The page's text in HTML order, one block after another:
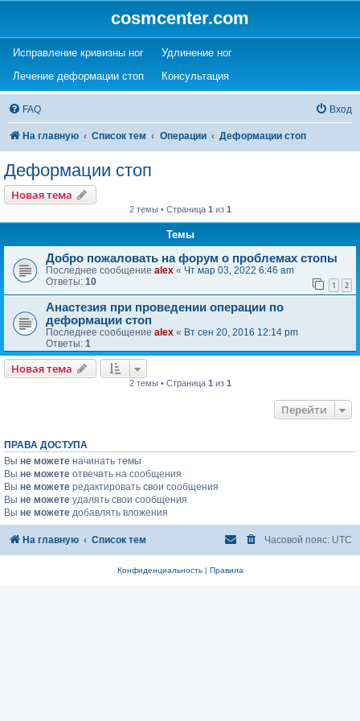
cosmcenter.com
Исправление кривизны ног(Opens a new tab)
Удлинение ног(Opens a new tab)
Лечение деформации стоп(Opens a new tab)
Консультация(Opens a new tab)
FAQ Вход
На главную Список тем Операции Деформации стоп
Деформации стоп
Новая тема
2 темы • Страница 1 из 1
Темы
Добро пожаловать на форум о проблемах стопы
Последнее сообщение alex « Чт мар 03, 2022 6:46 am
Ответы: 10 1 2
Анастезия при проведении операции по
деформации стоп
Последнее сообщение alex « Вт сен 20, 2016 12:14 pm
Ответы: 1
Новая тема
2 темы • Страница 1из 1
Перейти
ПРАВА ДОСТУПА
Вы не можете начинать темы
Вы не можете отвечать на сообщения
Вы не можете редактировать свои сообщения
Вы не можете удалять свои сообщения
Вы не можете добавлять вложения
На главную Список тем Часовой пояс: UTC
Конфиденциальность| Правила